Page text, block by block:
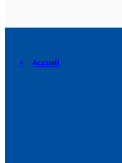
Accueil